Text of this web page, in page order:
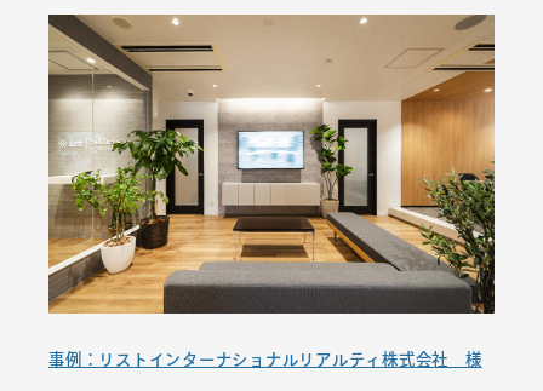
事例：リストインターナショナルリアルティ株式会社 様